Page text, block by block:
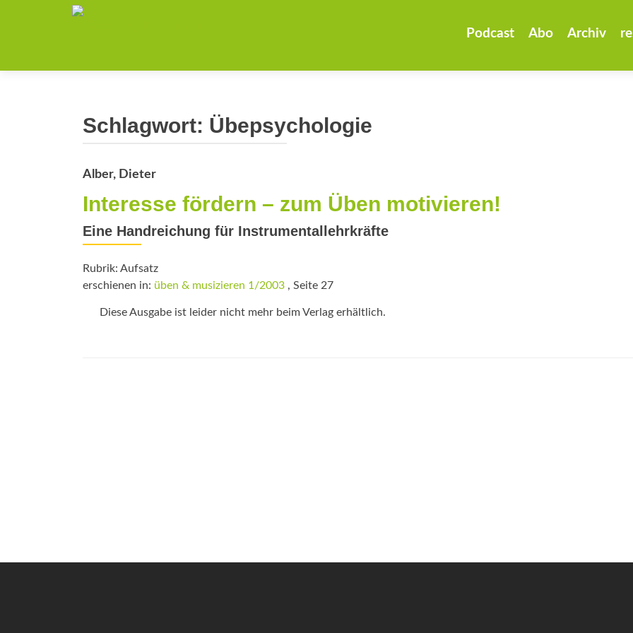
Podcast Abo Archiv
Schlagwort: Übepsychologie
Alber, Dieter
Interesse fördern – zum Üben motivieren!
Eine Handreichung für Instrumentallehrkräfte
Rubrik: Aufsatz
erschienen in: üben & musizieren 1/2003 , Seite 27
Diese Ausgabe ist leider nicht mehr beim Verlag erhältlich.